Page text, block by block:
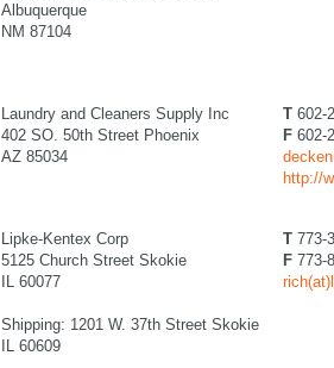
Albuquerque
NM 87104
Laundry and Cleaners Supply Inc
402 SO. 50th Street Phoenix
AZ 85034
T 602-
F 602-
http://
Lipke-Kentex Corp
5125 Church Street Skokie
IL 60077
Shipping: 1201 W. 37th Street Skokie
IL 60609
T 773-
F 773-